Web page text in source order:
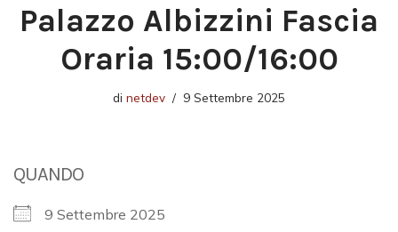
Palazzo Albizzini Fascia
Oraria 15:00/16:00
di netdev 9 Settembre 2025
QUANDO
9 Settembre 2025